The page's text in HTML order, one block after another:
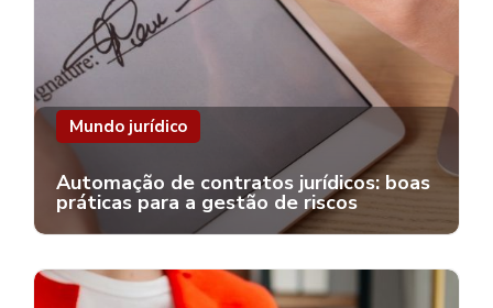
Mundo jurídico
Automação de contratos jurídicos: boas
práticas para a gestão de riscos